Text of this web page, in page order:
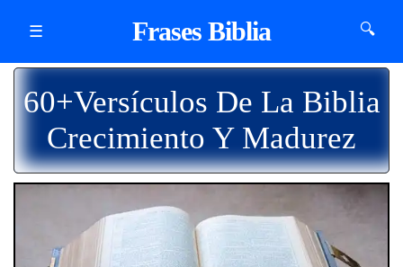
☰ Frases Biblia 🔍
60+Versículos De La Biblia
Crecimiento Y Madurez